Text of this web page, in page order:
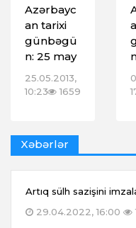
Azərbayc
an tarixi
günbəgü
n: 25 may
25.05.2013,
10:23
1659
Xəbərlər
Artıq sülh sazişini
29.04.2022, 16:00